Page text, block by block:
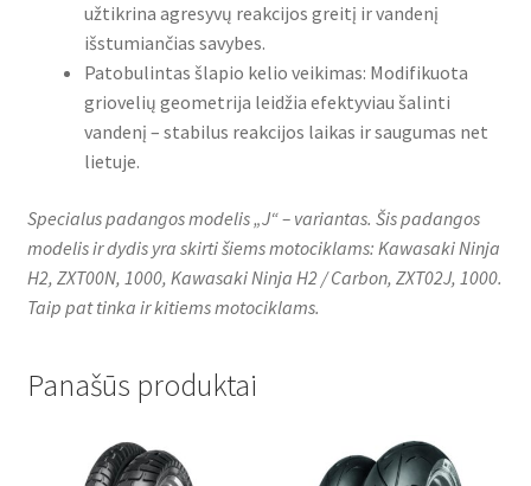
užtikrina agresyvų reakcijos greitį ir vandenį
išstumiančias savybes.
Patobulintas šlapio kelio veikimas: Modifikuota
griovelių geometrija leidžia efektyviau šalinti
vandenį – stabilus reakcijos laikas ir saugumas net
lietuje.
Specialus padangos modelis „J“ – variantas. Šis padangos
modelis ir dydis yra skirti šiems motociklams: Kawasaki Ninja
H2, ZXT00N, 1000, Kawasaki Ninja H2 / Carbon, ZXT02J, 1000.
Taip pat tinka ir kitiems motociklams.
Panašūs produktai